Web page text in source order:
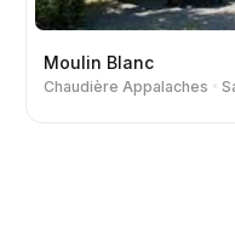
Moulin Blanc
Chaudière Appalaches